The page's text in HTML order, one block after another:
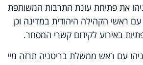
את פתיחת עונת התרבות המשותפת
ראשי הקהילה היהודית במדינה וכן
באירוע לקידום קשרי המסחר.
עם ראש ממשלת בריטניה תרזה מיי